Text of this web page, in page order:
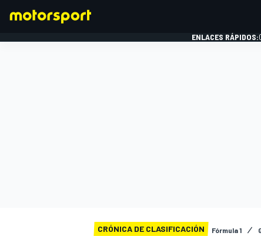
ENLACES RÁPIDOS:
CRÓNICA DE CLASIFICACIÓN Fórmula 1